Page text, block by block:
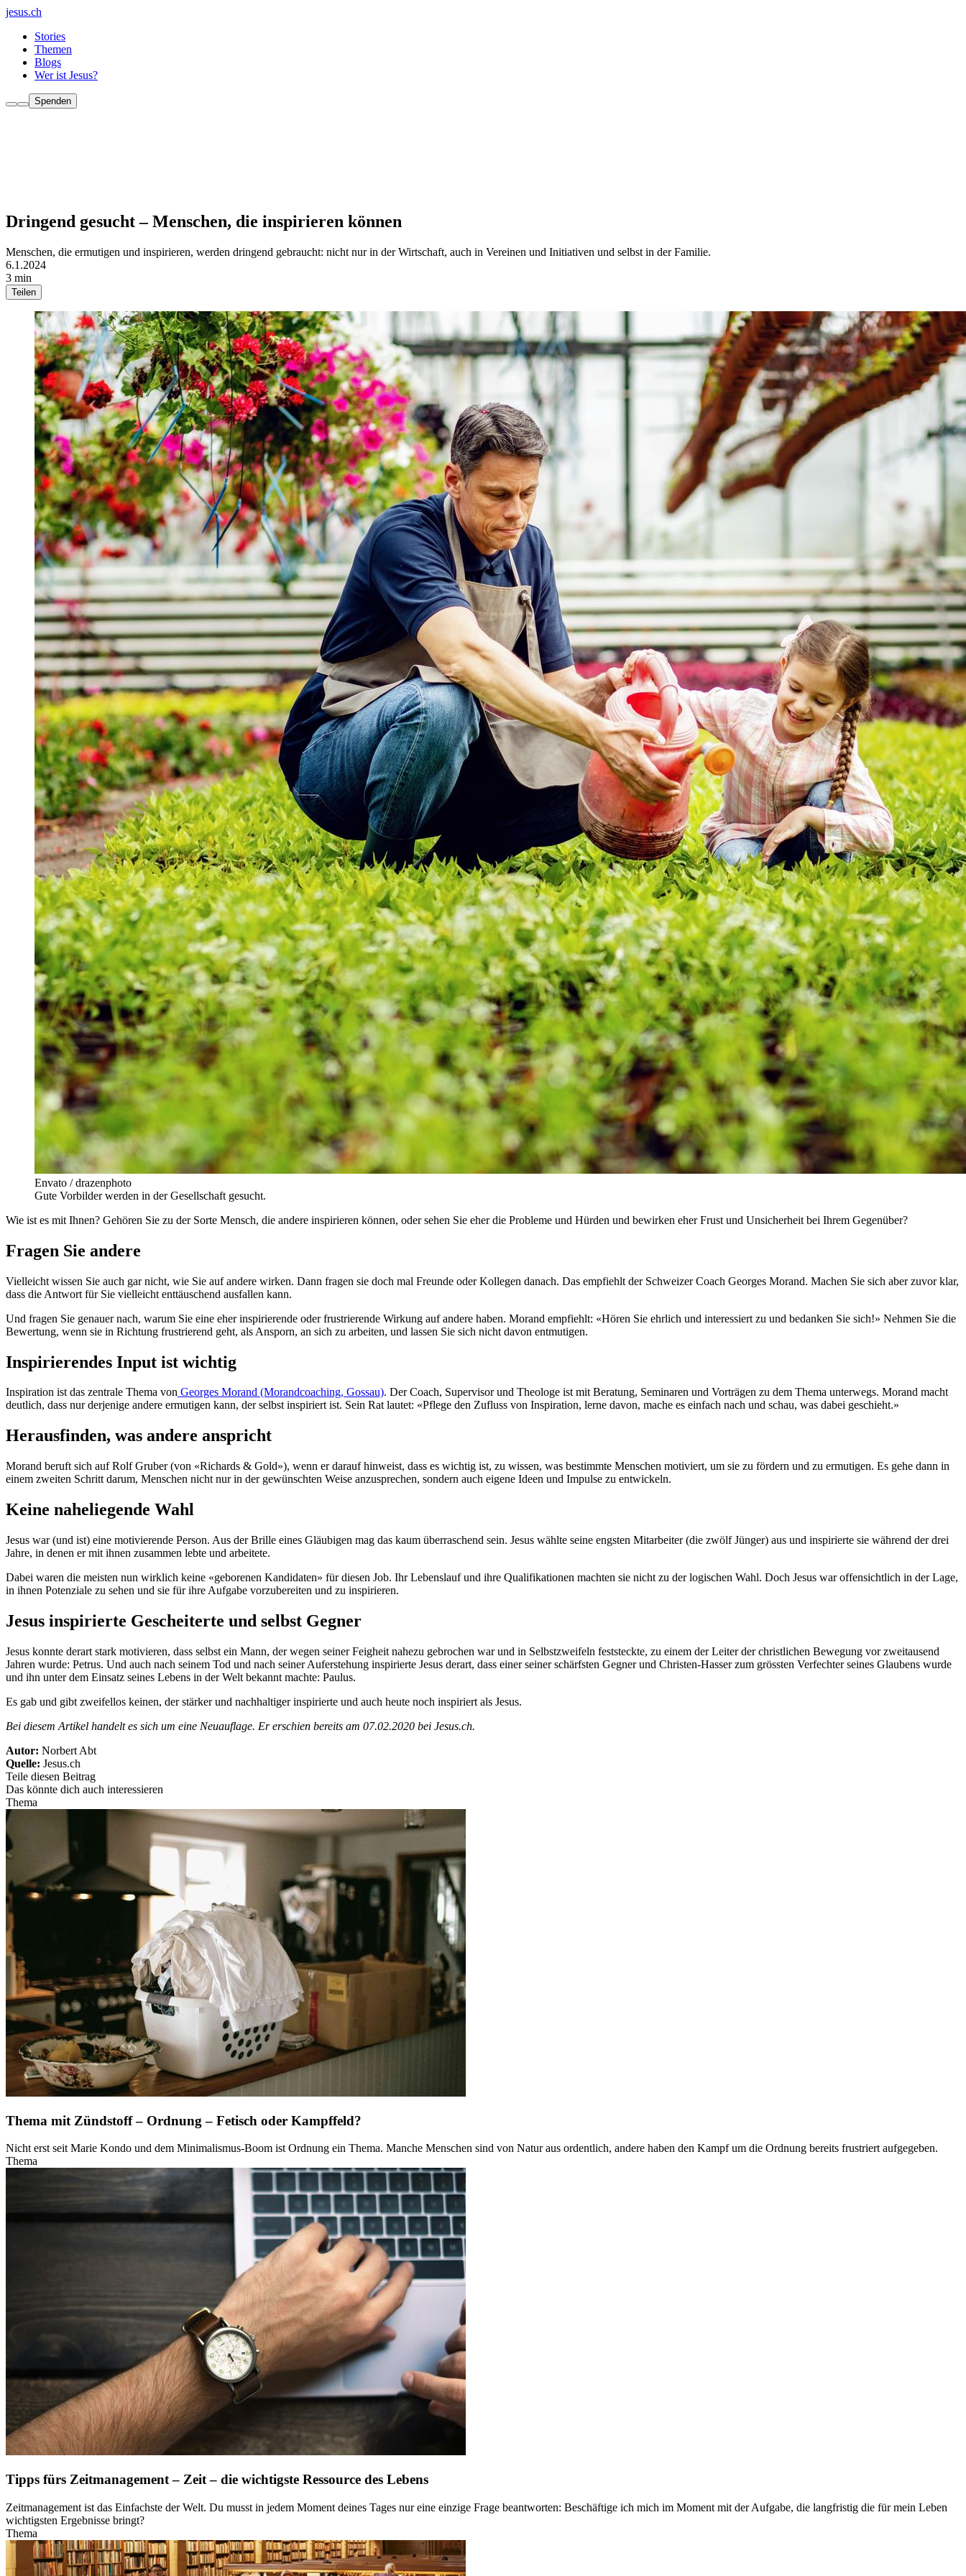
jesus.ch
Stories
Themen
Blogs
Wer ist Jesus?
Spenden
Dringend gesucht – Menschen, die inspirieren können
Menschen, die ermutigen und inspirieren, werden dringend gebraucht: nicht nur in der Wirtschaft, auch in Vereinen und Initiativen und selbst in der Familie.
6.1.2024
3 min
Teilen
Envato / drazenphoto
Gute Vorbilder werden in der Gesellschaft gesucht.
Wie ist es mit Ihnen? Gehören Sie zu der Sorte Mensch, die andere inspirieren können, oder sehen Sie eher die Probleme und Hürden und bewirken eher Frust und Unsicherheit bei Ihrem Gegenüber?
Fragen Sie andere
Vielleicht wissen Sie auch gar nicht, wie Sie auf andere wirken. Dann fragen sie doch mal Freunde oder Kollegen danach. Das empfiehlt der Schweizer Coach Georges Morand. Machen Sie sich aber zuvor klar,
dass die Antwort für Sie vielleicht enttäuschend ausfallen kann.
Und fragen Sie genauer nach, warum Sie eine eher inspirierende oder frustrierende Wirkung auf andere haben. Morand empfiehlt: «Hören Sie ehrlich und interessiert zu und bedanken Sie sich!» Nehmen Sie die
Bewertung, wenn sie in Richtung frustrierend geht, als Ansporn, an sich zu arbeiten, und lassen Sie sich nicht davon entmutigen.
Inspirierendes Input ist wichtig
Inspiration ist das zentrale Thema von Georges Morand (Morandcoaching, Gossau). Der Coach, Supervisor und Theologe ist mit Beratung, Seminaren und Vorträgen zu dem Thema unterwegs. Morand macht
deutlich, dass nur derjenige andere ermutigen kann, der selbst inspiriert ist. Sein Rat lautet: «Pflege den Zufluss von Inspiration, lerne davon, mache es einfach nach und schau, was dabei geschieht.»
Herausfinden, was andere anspricht
Morand beruft sich auf Rolf Gruber (von «Richards & Gold»), wenn er darauf hinweist, dass es wichtig ist, zu wissen, was bestimmte Menschen motiviert, um sie zu fördern und zu ermutigen. Es gehe dann in
einem zweiten Schritt darum, Menschen nicht nur in der gewünschten Weise anzusprechen, sondern auch eigene Ideen und Impulse zu entwickeln.
Keine naheliegende Wahl
Jesus war (und ist) eine motivierende Person. Aus der Brille eines Gläubigen mag das kaum überraschend sein. Jesus wählte seine engsten Mitarbeiter (die zwölf Jünger) aus und inspirierte sie während der drei
Jahre, in denen er mit ihnen zusammen lebte und arbeitete.
Dabei waren die meisten nun wirklich keine «geborenen Kandidaten» für diesen Job. Ihr Lebenslauf und ihre Qualifikationen machten sie nicht zu der logischen Wahl. Doch Jesus war offensichtlich in der Lage,
in ihnen Potenziale zu sehen und sie für ihre Aufgabe vorzubereiten und zu inspirieren.
Jesus inspirierte Gescheiterte und selbst Gegner
Jesus konnte derart stark motivieren, dass selbst ein Mann, der wegen seiner Feigheit nahezu gebrochen war und in Selbstzweifeln feststeckte, zu einem der Leiter der christlichen Bewegung vor zweitausend
Jahren wurde: Petrus. Und auch nach seinem Tod und nach seiner Auferstehung inspirierte Jesus derart, dass einer seiner schärfsten Gegner und Christen-Hasser zum grössten Verfechter seines Glaubens wurde
und ihn unter dem Einsatz seines Lebens in der Welt bekannt machte: Paulus.
Es gab und gibt zweifellos keinen, der stärker und nachhaltiger inspirierte und auch heute noch inspiriert als Jesus.
Bei diesem Artikel handelt es sich um eine Neuauflage. Er erschien bereits am 07.02.2020 bei Jesus.ch.
Autor: Norbert Abt
Quelle: Jesus.ch
Teile diesen Beitrag
Das könnte dich auch interessieren
Thema
Thema mit Zündstoff – Ordnung – Fetisch oder Kampffeld?
Nicht erst seit Marie Kondo und dem Minimalismus-Boom ist Ordnung ein Thema. Manche Menschen sind von Natur aus ordentlich, andere haben den Kampf um die Ordnung bereits frustriert aufgegeben.
Thema
Tipps fürs Zeitmanagement – Zeit – die wichtigste Ressource des Lebens
Zeitmanagement ist das Einfachste der Welt. Du musst in jedem Moment deines Tages nur eine einzige Frage beantworten: Beschäftige ich mich im Moment mit der Aufgabe, die langfristig die für mein Leben
wichtigsten Ergebnisse bringt?
Thema